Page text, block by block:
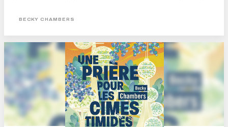
humain·es ont-iels besoin ?” Le regard neuf et décalé du robot sur la société
BECKY CHAMBERS